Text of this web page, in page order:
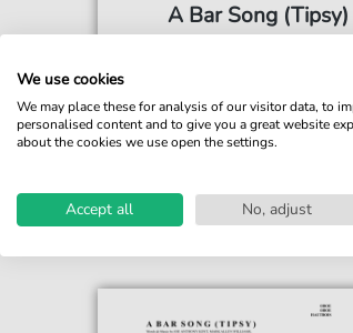
A Bar Song (Tipsy)
Für: Keyboard
Sofortiger Download
We use cookies
We may place these for analysis of our visitor data, to
personalised content and to give you a great website
about the cookies we use open the settings.
Accept all No, adjust